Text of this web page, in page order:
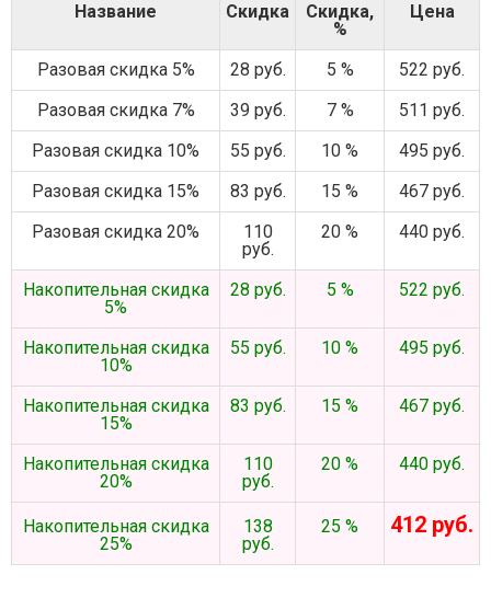
Название Скидка
Скидка,
%
Цена
Разовая скидка 5% 28 руб. 5 %
522 руб.
Разовая скидка 7%
39 руб. 7 %
511 руб.
Разовая скидка 10%
55 руб. 10 %
495 руб.
Разовая скидка 15%
83 руб. 15 %
467 руб.
Разовая скидка 20%
110
руб.
20 % 440 руб.
Накопительная скидка
5%
28 руб. 5 % 522 руб.
Накопительная скидка
10%
55 руб. 10 % 495 руб.
Накопительная скидка
15%
83 руб. 15 % 467 руб.
Накопительная скидка
20%
110
руб.
20 % 440 руб.
Накопительная скидка
25%
138
руб.
25 % 412 руб.